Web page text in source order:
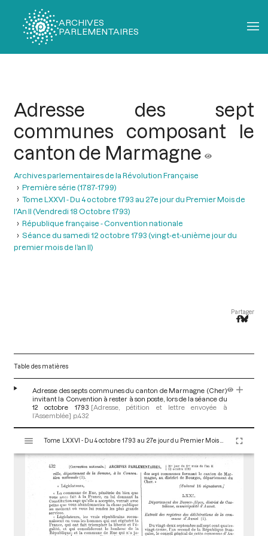
ARCHIVES
PARLEMENTAIRES
Adresse des sept
communes composant le
canton de Marmagne
Archives parlementaires de la Révolution Française
Première série (1787-1799)
Tome LXXVI - Du 4 octobre 1793 au 27e jour du Premier Mois de
l'An II (Vendredi 18 Octobre 1793)
République française - Convention nationale
Séance du samedi 12 octobre 1793 (vingt-et-unième jour du
premier mois de l’an II)
Partager
Table des matières
Adresse des septs communes du canton de Marmagne (Cher)
invitant la Convention à rester à son poste, lors de la séance du
12 octobre 1793 [Adresse, pétition et lettre envoyée à
l’Assemblée] p.432
s